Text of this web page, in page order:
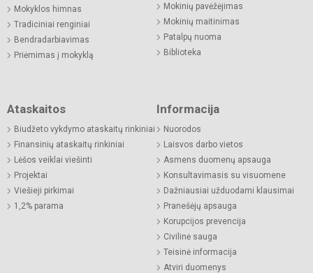
Mokyklos himnas
Tradiciniai renginiai
Bendradarbiavimas
Priėmimas į mokyklą
Mokinių pavėžėjimas
Mokinių maitinimas
Patalpų nuoma
Biblioteka
Ataskaitos
Biudžeto vykdymo ataskaitų rinkiniai
Finansinių ataskaitų rinkiniai
Lėšos veiklai viešinti
Projektai
Viešieji pirkimai
1,2% parama
Informacija
Nuorodos
Laisvos darbo vietos
Asmens duomenų apsauga
Konsultavimasis su visuomene
Dažniausiai užduodami klausimai
Pranešėjų apsauga
Korupcijos prevencija
Civilinė sauga
Teisinė informacija
Atviri duomenys